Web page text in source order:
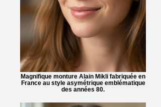
Magnifique monture Alain Mikli fabriquée en
France au style asymétrique emblématique
des années 80.